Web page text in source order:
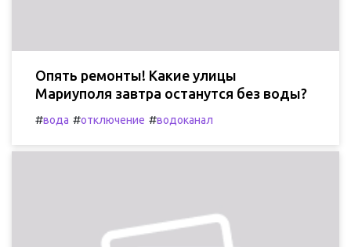
Опять ремонты! Какие улицы
Мариуполя завтра останутся без воды?
#вода #отключение #водоканал